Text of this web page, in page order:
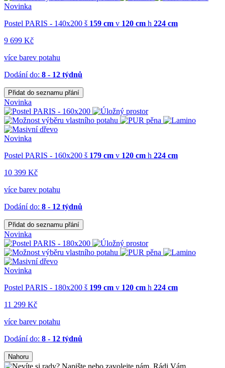
Novinka
Postel PARIS - 140x200 š 159 cm v 120 cm h 224 cm
9 699 Kč
více barev potahu
Dodání do: 8 - 12 týdnů
Přidat do seznamu přání
Novinka
Novinka
Postel PARIS - 160x200 š 179 cm v 120 cm h 224 cm
10 399 Kč
více barev potahu
Dodání do: 8 - 12 týdnů
Přidat do seznamu přání
Novinka
Novinka
Postel PARIS - 180x200 š 199 cm v 120 cm h 224 cm
11 299 Kč
více barev potahu
Dodání do: 8 - 12 týdnů
Nahoru